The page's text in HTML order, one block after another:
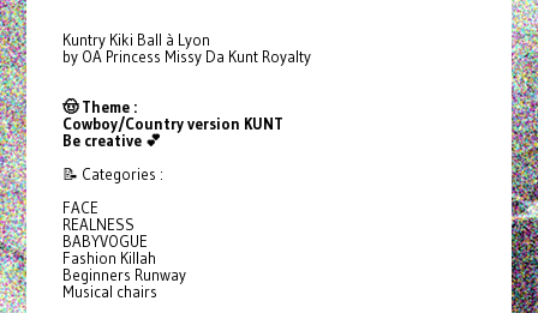
Kuntry Kiki Ball à Lyon
by OA Princess Missy Da Kunt Royalty
🤠 Theme :
Cowboy/Country version KUNT
Be creative 💕
📝 Categories :
FACE
REALNESS
BABYVOGUE
Fashion Killah
Beginners Runway
Musical chairs